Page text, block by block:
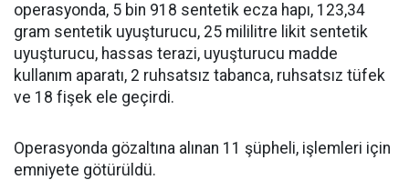
operasyonda, 5 bin 918 sentetik ecza hapı, 123,34
gram sentetik uyuşturucu, 25 mililitre likit sentetik
uyuşturucu, hassas terazi, uyuşturucu madde
kullanım aparatı, 2 ruhsatsız tabanca, ruhsatsız tüfek
ve 18 fişek ele geçirdi.
Operasyonda gözaltına alınan 11 şüpheli, işlemleri için
emniyete götürüldü.